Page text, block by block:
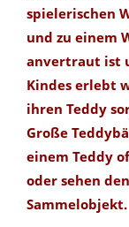
spielerischen
und zu einem
anvertraut ist
Kindes erlebt
ihren Teddy
Große
einem Teddy
oder sehen
Sammelobjekt.